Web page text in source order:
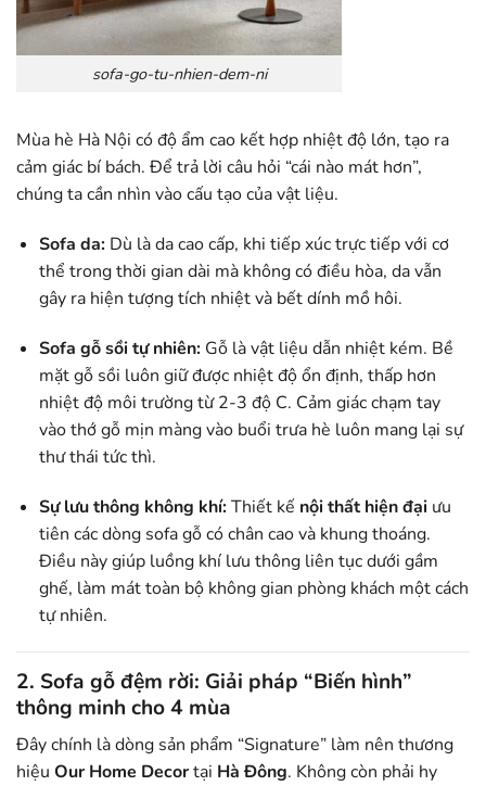
sofa-go-tu-nhien-dem-ni
Mùa hè Hà Nội có độ ẩm cao kết hợp nhiệt độ lớn, tạo ra
cảm giác bí bách. Để trả lời câu hỏi “cái nào mát hơn”,
chúng ta cần nhìn vào cấu tạo của vật liệu.
Sofa da:Dù là da cao cấp, khi tiếp xúc trực tiếp với cơ
thể trong thời gian dài mà không có điều hòa, da vẫn
gây ra hiện tượng tích nhiệt và bết dính mồ hôi.
Sofa gỗ sồi tự nhiên:Gỗ là vật liệu dẫn nhiệt kém. Bề
mặt gỗ sồi luôn giữ được nhiệt độ ổn định, thấp hơn
nhiệt độ môi trường từ 2-3 độ C. Cảm giác chạm tay
vào thớ gỗ mịn màng vào buổi trưa hè luôn mang lại sự
thư thái tức thì.
Sự lưu thông không khí:Thiết kế nội thất hiện đạiưu
tiên các dòng sofa gỗ có chân cao và khung thoáng.
Điều này giúp luồng khí lưu thông liên tục dưới gầm
ghế, làm mát toàn bộ không gian phòng khách một cách
tự nhiên.
2. Sofa gỗ đệm rời: Giải pháp “Biến hình”
thông minh cho 4 mùa
Đây chính là dòng sản phẩm “Signature” làm nên thương
hiệu Our Home Decortại Hà Đông. Không còn phải hy